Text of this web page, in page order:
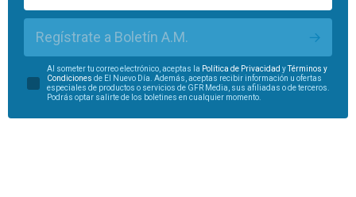
Regístrate a Boletín A.M.
Al someter tu correo electrónico, aceptas la Política de Privacidad yTérminos y
Condiciones de El Nuevo Día. Además, aceptas recibir información u ofertas
especiales de productos o servicios de GFR Media, sus afiliadas o de terceros.
Podrás optar salirte de los boletines en cualquier momento.